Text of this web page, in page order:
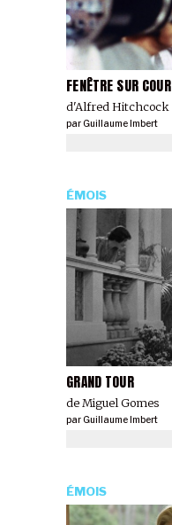
FENÊTRE SUR COUR
d'Alfred Hitchcock
parGuillaume Imbert
GRAND TOUR
de Miguel Gomes
ÉMOIS
parGuillaume Imbert
ÉMOIS